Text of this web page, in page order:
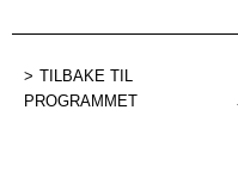
TILBAKE TIL
PROGRAMMET